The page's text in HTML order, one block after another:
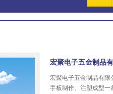
宏聚电子五金制品
宏聚电子五金制品有限
手板制作、注塑成型一